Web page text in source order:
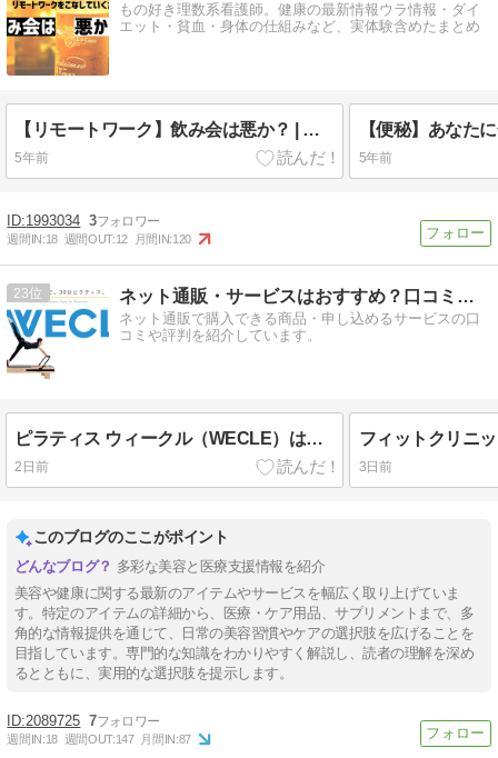
もの好き理数系看護師。健康の最新情報ウラ情報・ダイ
エット・貧血・身体の仕組みなど、実体験含めたまとめ
【リモートワーク】飲み会は悪か？ | 仕事で成果をあげるチームとは？
5年前 5年前
1993034 3
週間IN:18 週間OUT:12 月間IN:120
23 ネット通販・サービスはおすすめ？口コミ評判情報局
ネット通販で購入できる商品・申し込めるサービスの口
コミや評判を紹介しています。
ピラティス ウィークル（WECLE）はサーキット型マシンピラティス！
2日前 3日前
このブログのここがポイント
多彩な美容と医療支援情報を紹介
美容や健康に関する最新のアイテムやサービスを幅広く取り上げていま
す。特定のアイテムの詳細から、医療・ケア用品、サプリメントまで、多
角的な情報提供を通じて、日常の美容習慣やケアの選択肢を広げることを
目指しています。専門的な知識をわかりやすく解説し、読者の理解を深め
るとともに、実用的な選択肢を提示します。
2089725 7
週間IN:18 週間OUT:147 月間IN:87